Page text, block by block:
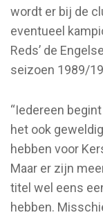
wordt er bij de
eventueel
Reds’ de
seizoen 1989/
“Iedereen
het ook
hebben voor
Maar er zijn
titel wel eens
hebben.